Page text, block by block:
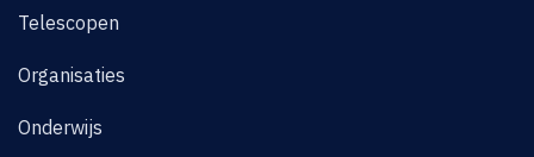
Telescopen
Organisaties
Onderwijs